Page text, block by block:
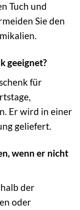
Tuch und
Sie den
geeignet?
für
Er wird in einer
geliefert.
wenn er nicht
der
oder